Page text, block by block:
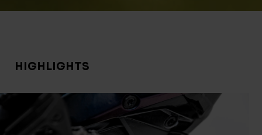
HIGHLIGHTS